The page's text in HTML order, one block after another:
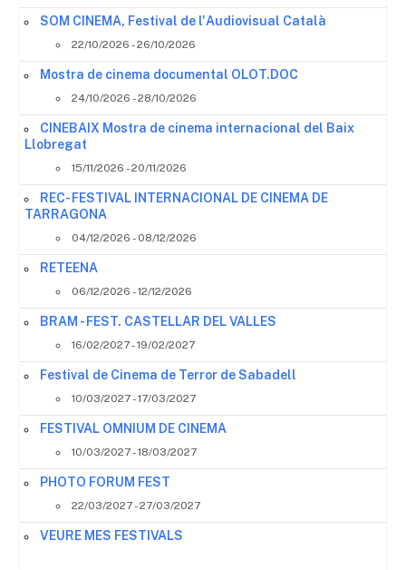
SOM CINEMA, Festival de l'Audiovisual Català
22/10/2026 - 26/10/2026
Mostra de cinema documental OLOT.DOC
24/10/2026 - 28/10/2026
CINEBAIX Mostra de cinema internacional del Baix
Llobregat
15/11/2026 - 20/11/2026
REC- FESTIVAL INTERNACIONAL DE CINEMA DE
TARRAGONA
04/12/2026 - 08/12/2026
RETEENA
06/12/2026 - 12/12/2026
BRAM - FEST. CASTELLAR DEL VALLES
16/02/2027 - 19/02/2027
Festival de Cinema de Terror de Sabadell
10/03/2027 - 17/03/2027
FESTIVAL OMNIUM DE CINEMA
10/03/2027 - 18/03/2027
PHOTO FORUM FEST
22/03/2027 - 27/03/2027
VEURE MES FESTIVALS